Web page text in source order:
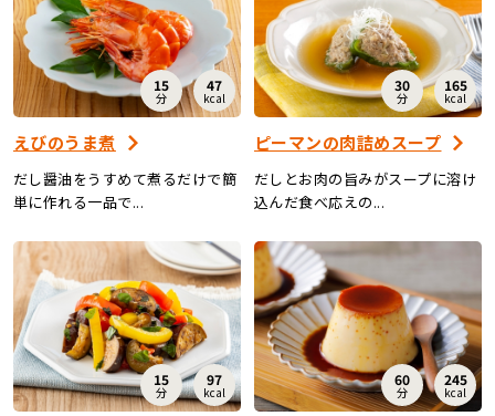
15
分
47
kcal
えびのうま煮
だし醤油をうすめて煮るだけで簡
単に作れる一品で...
30
分
165
kcal
ピーマンの肉詰めスープ
だしとお肉の旨みがスープに溶け
込んだ食べ応えの...
15
分
97
kcal
60
分
245
kcal